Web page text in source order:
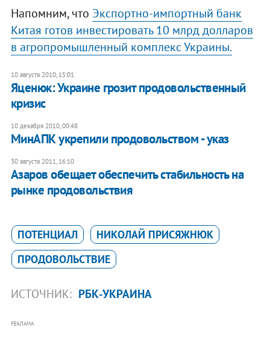
Напомним, что Экспортно-импортный банк
Китая готов инвестировать 10 млрд долларов
в агропромышленный комплекс Украины.
10 августа 2010, 15:01
Яценюк: Украине грозит продовольственный
кризис
10 декабря 2010, 00:48
МинАПК укрепили продовольством - указ
30 августа 2011, 16:10
Азаров обещает обеспечить стабильность на
рынке продовольствия
ПОТЕНЦИАЛ
НИКОЛАЙ ПРИСЯЖНЮК
ПРОДОВОЛЬСТВИЕ
ИСТОЧНИК: РБК-УКРАИНА
РЕКЛАМА